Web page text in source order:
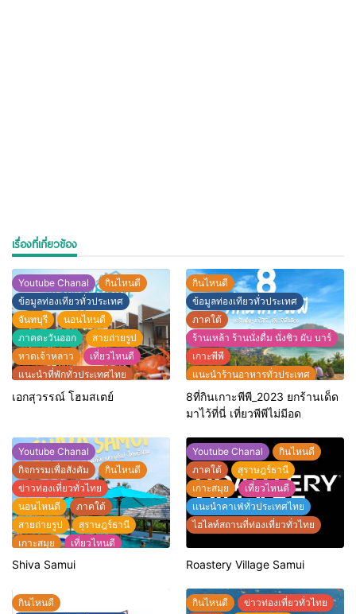
เรื่องที่เกี่ยวข้อง
Youtube Chanal
กินไหนดี
ข้อมูลท่องเทียวทั่วประเทศ
จันทบุรี
นอนไหนดี
ภาคตะวันออก
สายถ่ายรูป
หาดเจ้าหลาว
เที่ยวไหนดี
แนะนำที่พักทั่วประเทศไทย
โฮมสเตย์
เอกสุวรรณ์​ โฮมสเตย์
กินไหนดี
ข้อมูลท่องเทียวทั่วประเทศ
ภาคใต้
ร้านเหล้า ร้านนั่งดื่ม นั่งชิว ผับ บาร์
เกาะพีพี
แนะนำร้านอาหารทั่วประเทศ
ไฮไลท์สถานที่ท่องเที่ยวทั่วไทย
8ที่กินเกาะพีพี_2023 ยกร้านเด็ด
มาไว้ที่นี่ เที่ยวพีพีไม่มีอด
Youtube Chanal
กิจกรรมเพื่อสังคัม
กินไหนดี
ข่าวท่องเที่ยวทั่วไทย
นอนไหนดี
ภาคใต้
สายถ่ายรูป
สุราษฎร์ธานี
เกาะสมุย
เที่ยวไหนดี
แนะนำที่พักทั่วประเทศไทย
ไฮไลท์สถานที่ท่องเที่ยวทั่วไทย
Shiva Samui
Youtube Chanal
กินไหนดี
ภาคใต้
สุราษฎร์ธานี
เกาะสมุย
เที่ยวไหนดี
เเนะนำคาเฟ่ทั่วประเทศไทย
ไฮไลท์สถานที่ท่องเที่ยวทั่วไทย
Roastery Village Samui
กินไหนดี
กินไหนดี
ข่าวท่องเที่ยวทั่วไทย